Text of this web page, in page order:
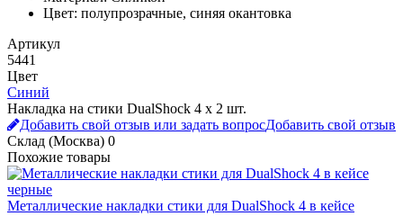
Цвет: полупрозрачные, синяя окантовка
Артикул
5441
Цвет
Синий
Накладка на стики DualShock 4 х 2 шт.
Добавить свой отзыв или задать вопросДобавить свой отзыв
Склад (Москва) 0
Похожие товары
Металлические накладки стики для DualShock 4 в кейсе